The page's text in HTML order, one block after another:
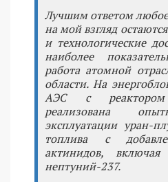
Лучшим ответом
на мой взгляд
и технологические
наиболее
работа атомной
области. На
АЭС с
реализована
эксплуатации уран-
топлива с
актинидов,
нептуний-237.